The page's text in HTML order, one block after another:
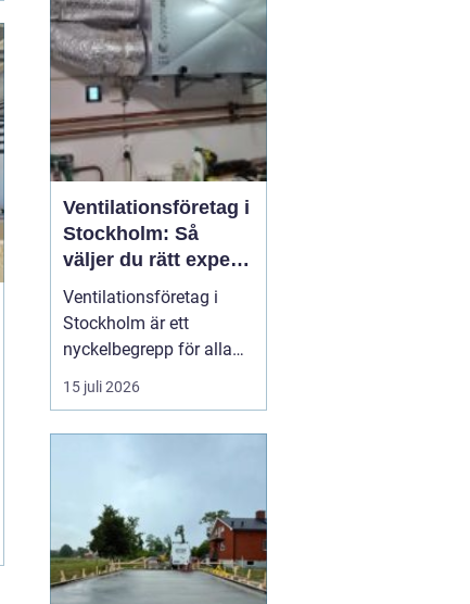
oj&a...
Ventilationsföretag i
Stockholm: Så
väljer du rätt expert
på frisk luft
Ventilationsföretag i
Stockholm är ett
nyckelbegrepp för alla
som vill ha bättre
inomhusluft, lägre
söker efter ett kunnigt
företag i huvudstaden
som kan hjälp...
15 juli 2026